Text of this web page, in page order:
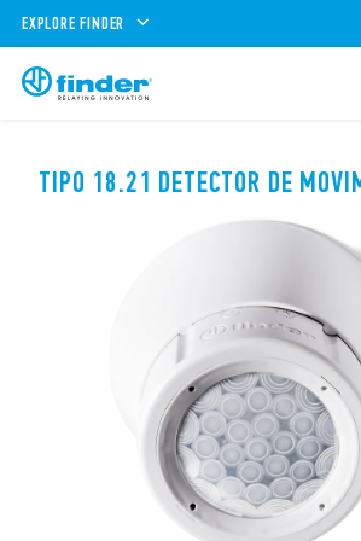
EXPLORE FINDER
TIPO 18.21 DETECTOR DE